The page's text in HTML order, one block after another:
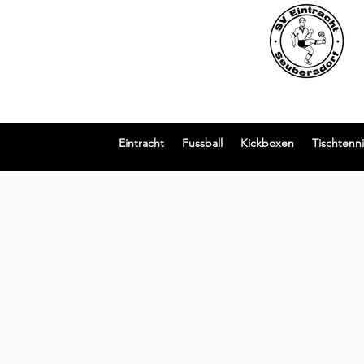
Eintracht Fussball Kickboxen